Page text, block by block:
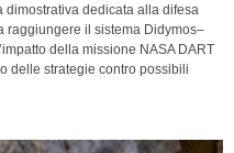
dimostrativa dedicata alla difesa
raggiungere il sistema Didymos–
della missione NASA DART
delle strategie contro possibili